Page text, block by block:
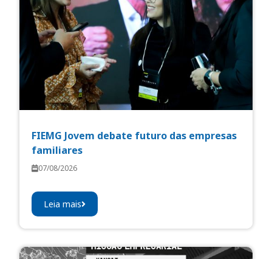
FIEMG Jovem debate futuro das empresas
familiares
07/08/2026
Leia mais